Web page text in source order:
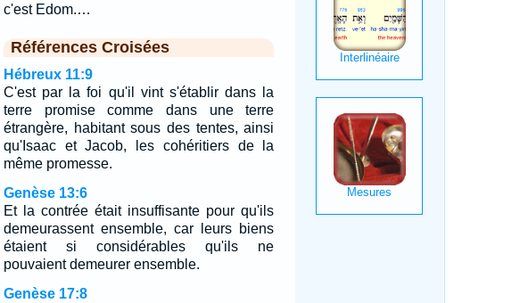
c'est Edom.…
Références Croisées
Hébreux 11:9
C'est par la foi qu'il vint s'établir dans la
terre promise comme dans une terre
étrangère, habitant sous des tentes, ainsi
qu'Isaac et Jacob, les cohéritiers de la
même promesse.
Genèse 13:6
Et la contrée était insuffisante pour qu'ils
demeurassent ensemble, car leurs biens
étaient si considérables qu'ils ne
pouvaient demeurer ensemble.
Genèse 17:8